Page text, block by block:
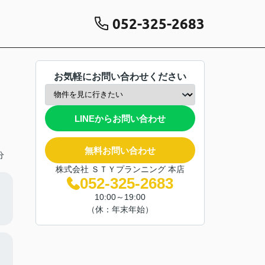
052-325-2683
お気軽にお問い合わせください
LINEからお問い合わせ
無料お問い合わせ
株式会社 ＳＴＹプランニング 本店
052-325-2683
10:00～19:00
（休：年末年始）